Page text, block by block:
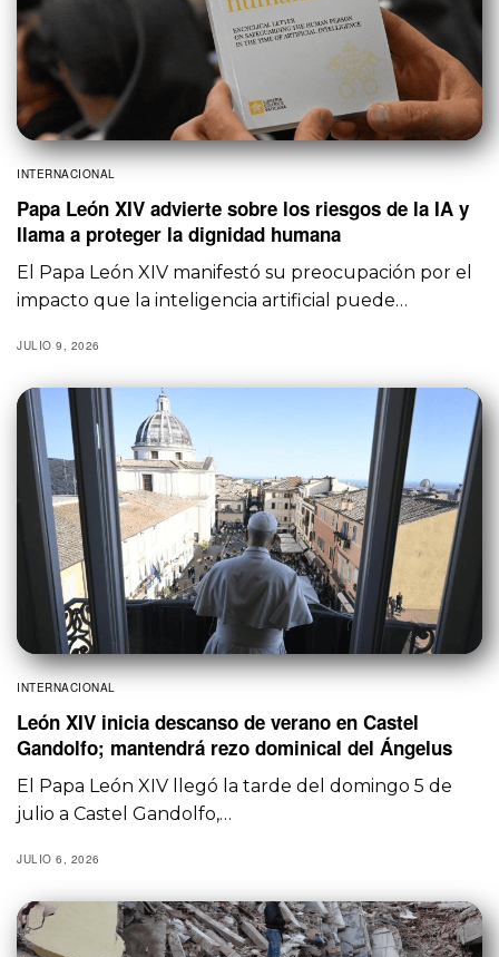
INTERNACIONAL
Papa León XIV advierte sobre los riesgos de la IA y
llama a proteger la dignidad humana
El Papa León XIV manifestó su preocupación por el
impacto que la inteligencia artificial puede…
JULIO 9, 2026
INTERNACIONAL
León XIV inicia descanso de verano en Castel
Gandolfo; mantendrá rezo dominical del Ángelus
El Papa León XIV llegó la tarde del domingo 5 de
julio a Castel Gandolfo,…
JULIO 6, 2026